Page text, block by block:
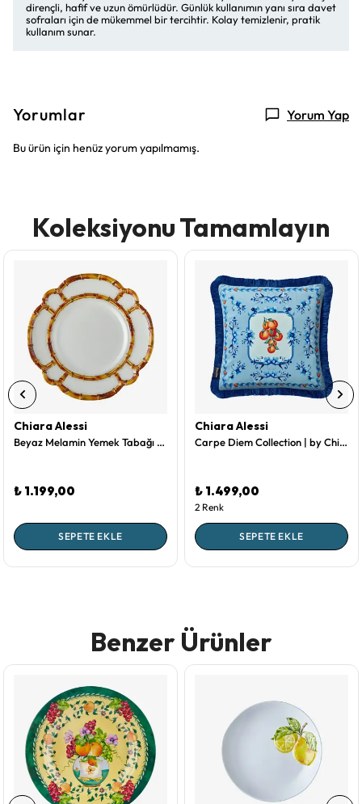
dirençli, hafif ve uzun ömürlüdür. Günlük kullanımın yanı sıra davet
sofraları için de mükemmel bir tercihtir. Kolay temizlenir, pratik
kullanım sunar.
Yorumlar Yorum Yap
Bu ürün için henüz yorum yapılmamış.
Koleksiyonu Tamamlayın
Chiara Alessi
Beyaz Melamin Yemek Tabağı 28 Cm Bambu Collection by Chiara Alessi
₺ 1.199,00
SEPETE EKLE
Chiara Alessi
Carpe Diem Collection | by Chiara Alessi Mavi Kadife Dekoratif Yastık 45X45 Cm
₺ 1.499,00
2 Renk
SEPETE EKLE
Benzer Ürünler